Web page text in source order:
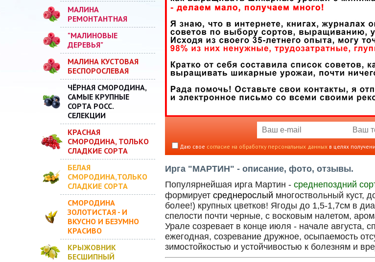
МАЛИНА
РЕМОНТАНТНАЯ
"МАЛИНОВЫЕ
ДЕРЕВЬЯ"
МАЛИНА КУСТОВАЯ
БЕСПОРОСЛЕВАЯ
ЧЁРНАЯ СМОРОДИНА,
САМЫЕ КРУПНЫЕ
СОРТА РОСС.
СЕЛЕКЦИИ
КРАСНАЯ
СМОРОДИНА, ТОЛЬКО
СЛАДКИЕ СОРТА
БЕЛАЯ
СМОРОДИНА,ТОЛЬКО
СЛАДКИЕ СОРТА
СМОРОДИНА
ЗОЛОТИСТАЯ - И
ВКУСНО И БЕЗУМНО
КРАСИВО
КРЫЖОВНИК
БЕСШИПНЫЙ
Даю свое согласие на обработку персональных данных в целях
Ирга "МАРТИН" - описание, фото, отзывы.
Популярнейшая ирга Мартин - среднепоздний
формирует среднерослый многоствольный куст,
более!) крупных цветков! Ягоды до 1,5-1,7см в
спелости почти черные, с восковым налетом,
Урале созревает в конце июля - начале августа,
ежегодная, созревание дружное, осыпаемость
зимостойкостью и устойчивостью к болезням и